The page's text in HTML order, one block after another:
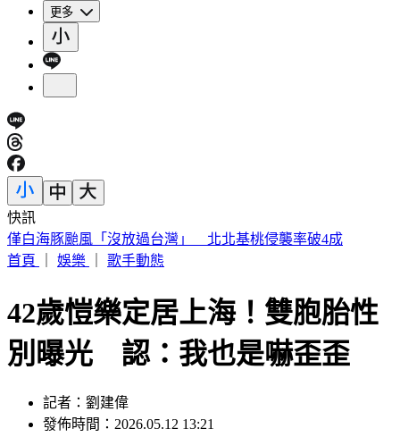
更多
快訊
陳佩琪曝柯文哲生日心聲 監控腳環換手環沒不同：羞辱性更
強
42歲愷樂定居上海！雙胞胎性
別曝光 認：我也是嚇歪歪
記者：劉建偉